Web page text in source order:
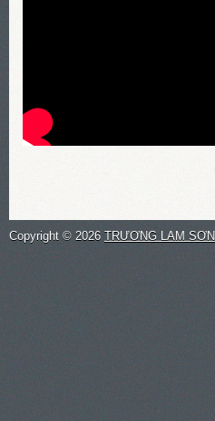
Copyright © 2026 TRƯƠNG LAM SƠN